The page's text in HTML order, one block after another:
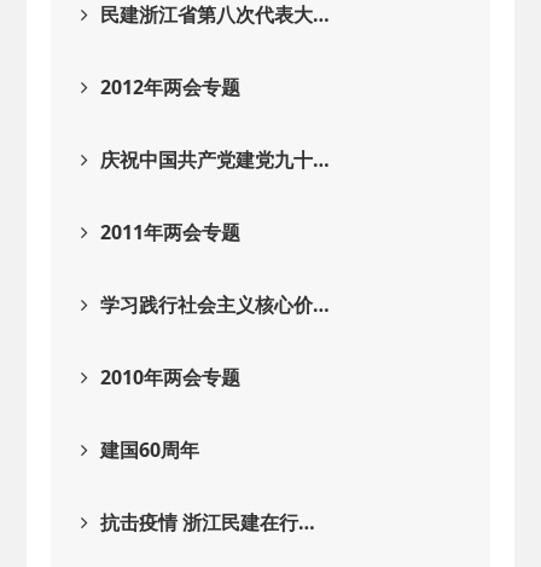
民建浙江省第八次代表大…
2012年两会专题
庆祝中国共产党建党九十…
2011年两会专题
学习践行社会主义核心价…
2010年两会专题
建国60周年
抗击疫情 浙江民建在行…